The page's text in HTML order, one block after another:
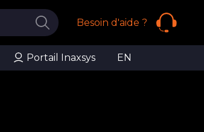
Besoin d'aide ?
Portail Inaxsys EN